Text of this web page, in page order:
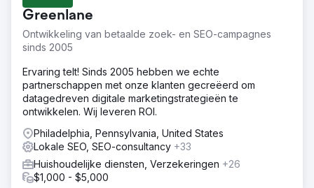
Greenlane
Ontwikkeling van betaalde zoek- en SEO-campagnes
sinds 2005
Ervaring telt! Sinds 2005 hebben we echte
partnerschappen met onze klanten gecreëerd om
datagedreven digitale marketingstrategieën te
ontwikkelen. Wij leveren ROI.
Philadelphia, Pennsylvania, United States
Lokale SEO, SEO-consultancy +33
Huishoudelijke diensten, Verzekeringen +26
$1,000 - $5,000